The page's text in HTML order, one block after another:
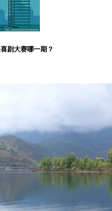
剧大赛哪一期？